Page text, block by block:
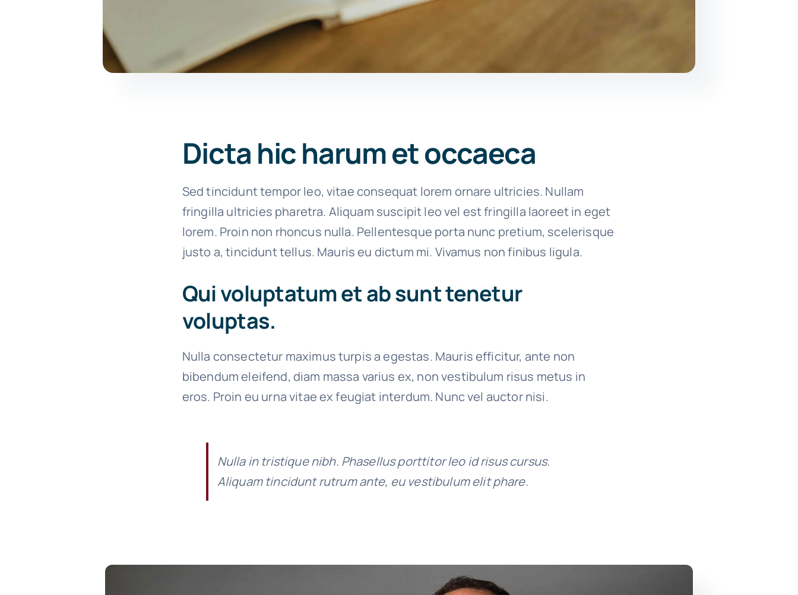
Dicta hic harum et occaeca
Sed tincidunt tempor leo, vitae consequat lorem ornare ultricies. Nullam
fringilla ultricies pharetra. Aliquam suscipit leo vel est fringilla laoreet in eget
lorem. Proin non rhoncus nulla. Pellentesque porta nunc pretium, scelerisque
justo a, tincidunt tellus. Mauris eu dictum mi. Vivamus non finibus ligula.
Qui voluptatum et ab sunt tenetur
voluptas.
Nulla consectetur maximus turpis a egestas. Mauris efficitur, ante non
bibendum eleifend, diam massa varius ex, non vestibulum risus metus in
eros. Proin eu urna vitae ex feugiat interdum. Nunc vel auctor nisi.
Nulla in tristique nibh. Phasellus porttitor leo id risus cursus.
Aliquam tincidunt rutrum ante, eu vestibulum elit phare.